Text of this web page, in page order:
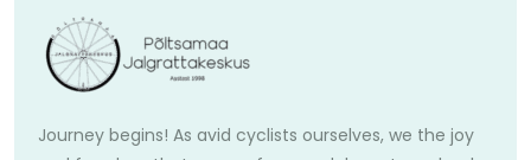
Journey begins! As avid cyclists ourselves, we the joy